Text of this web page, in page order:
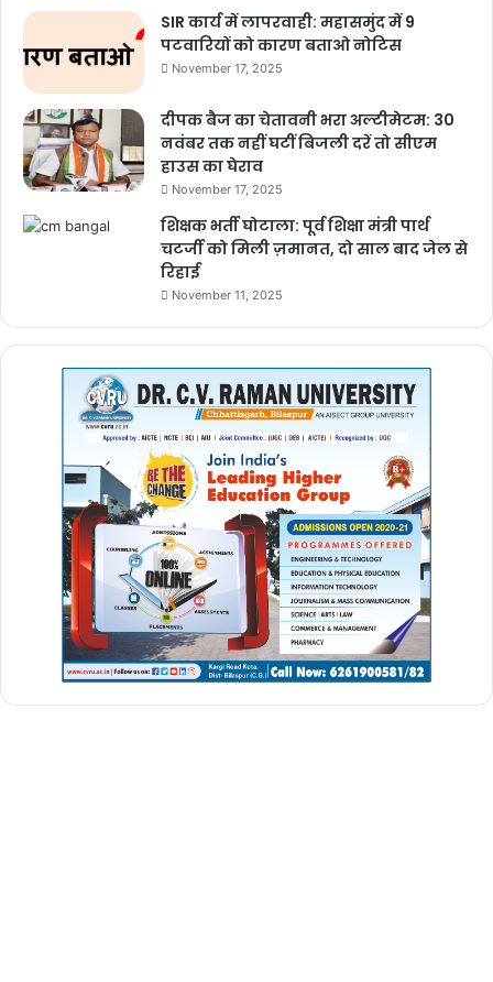
SIR कार्य में लापरवाही: महासमुंद में 9
पटवारियों को कारण बताओ नोटिस
November 17, 2025
दीपक बैज का चेतावनी भरा अल्टीमेटम: 30
नवंबर तक नहीं घटीं बिजली दरें तो सीएम
हाउस का घेराव
November 17, 2025
शिक्षक भर्ती घोटाला: पूर्व शिक्षा मंत्री पार्थ
चटर्जी को मिली ज़मानत, दो साल बाद जेल से
रिहाई
November 11, 2025